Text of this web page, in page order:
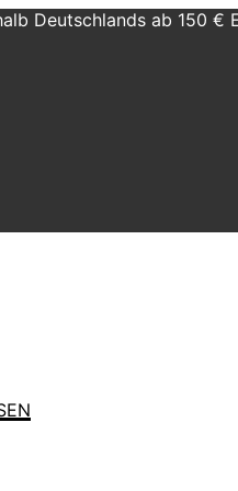
Deutschlands ab 150 €